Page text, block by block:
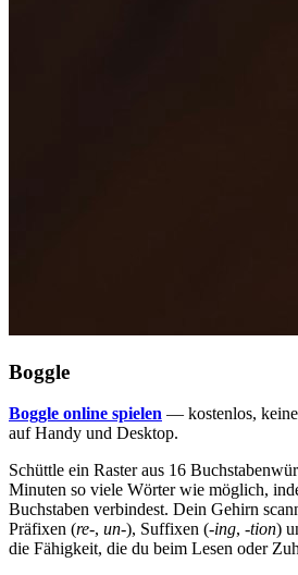
Boggle
Boggle online spielen — kostenlos,
auf Handy und Desktop.
Schüttle ein Raster aus 16
Minuten so viele Wörter wie möglich,
Buchstaben verbindest. Dein Gehirn
Präfixen (re-, un-), Suffixen (-ing, -tion)
die Fähigkeit, die du beim Lesen oder